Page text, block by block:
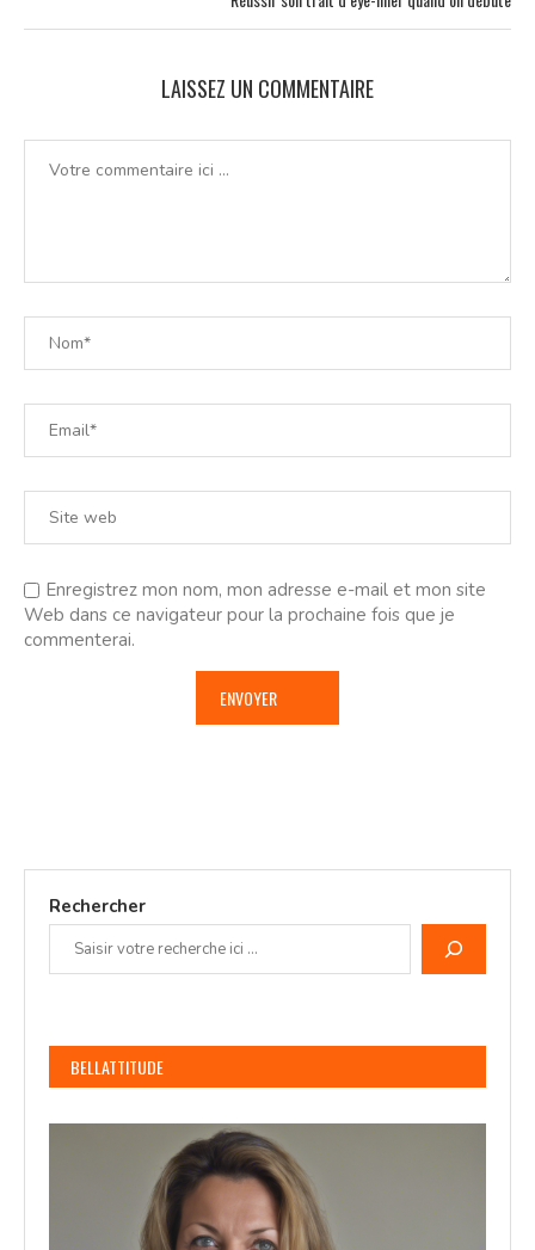
LAISSEZ UN COMMENTAIRE
Enregistrez mon nom, mon adresse e-mail et mon site
Web dans ce navigateur pour la prochaine fois que je
commenterai.
Rechercher
BELLATTITUDE